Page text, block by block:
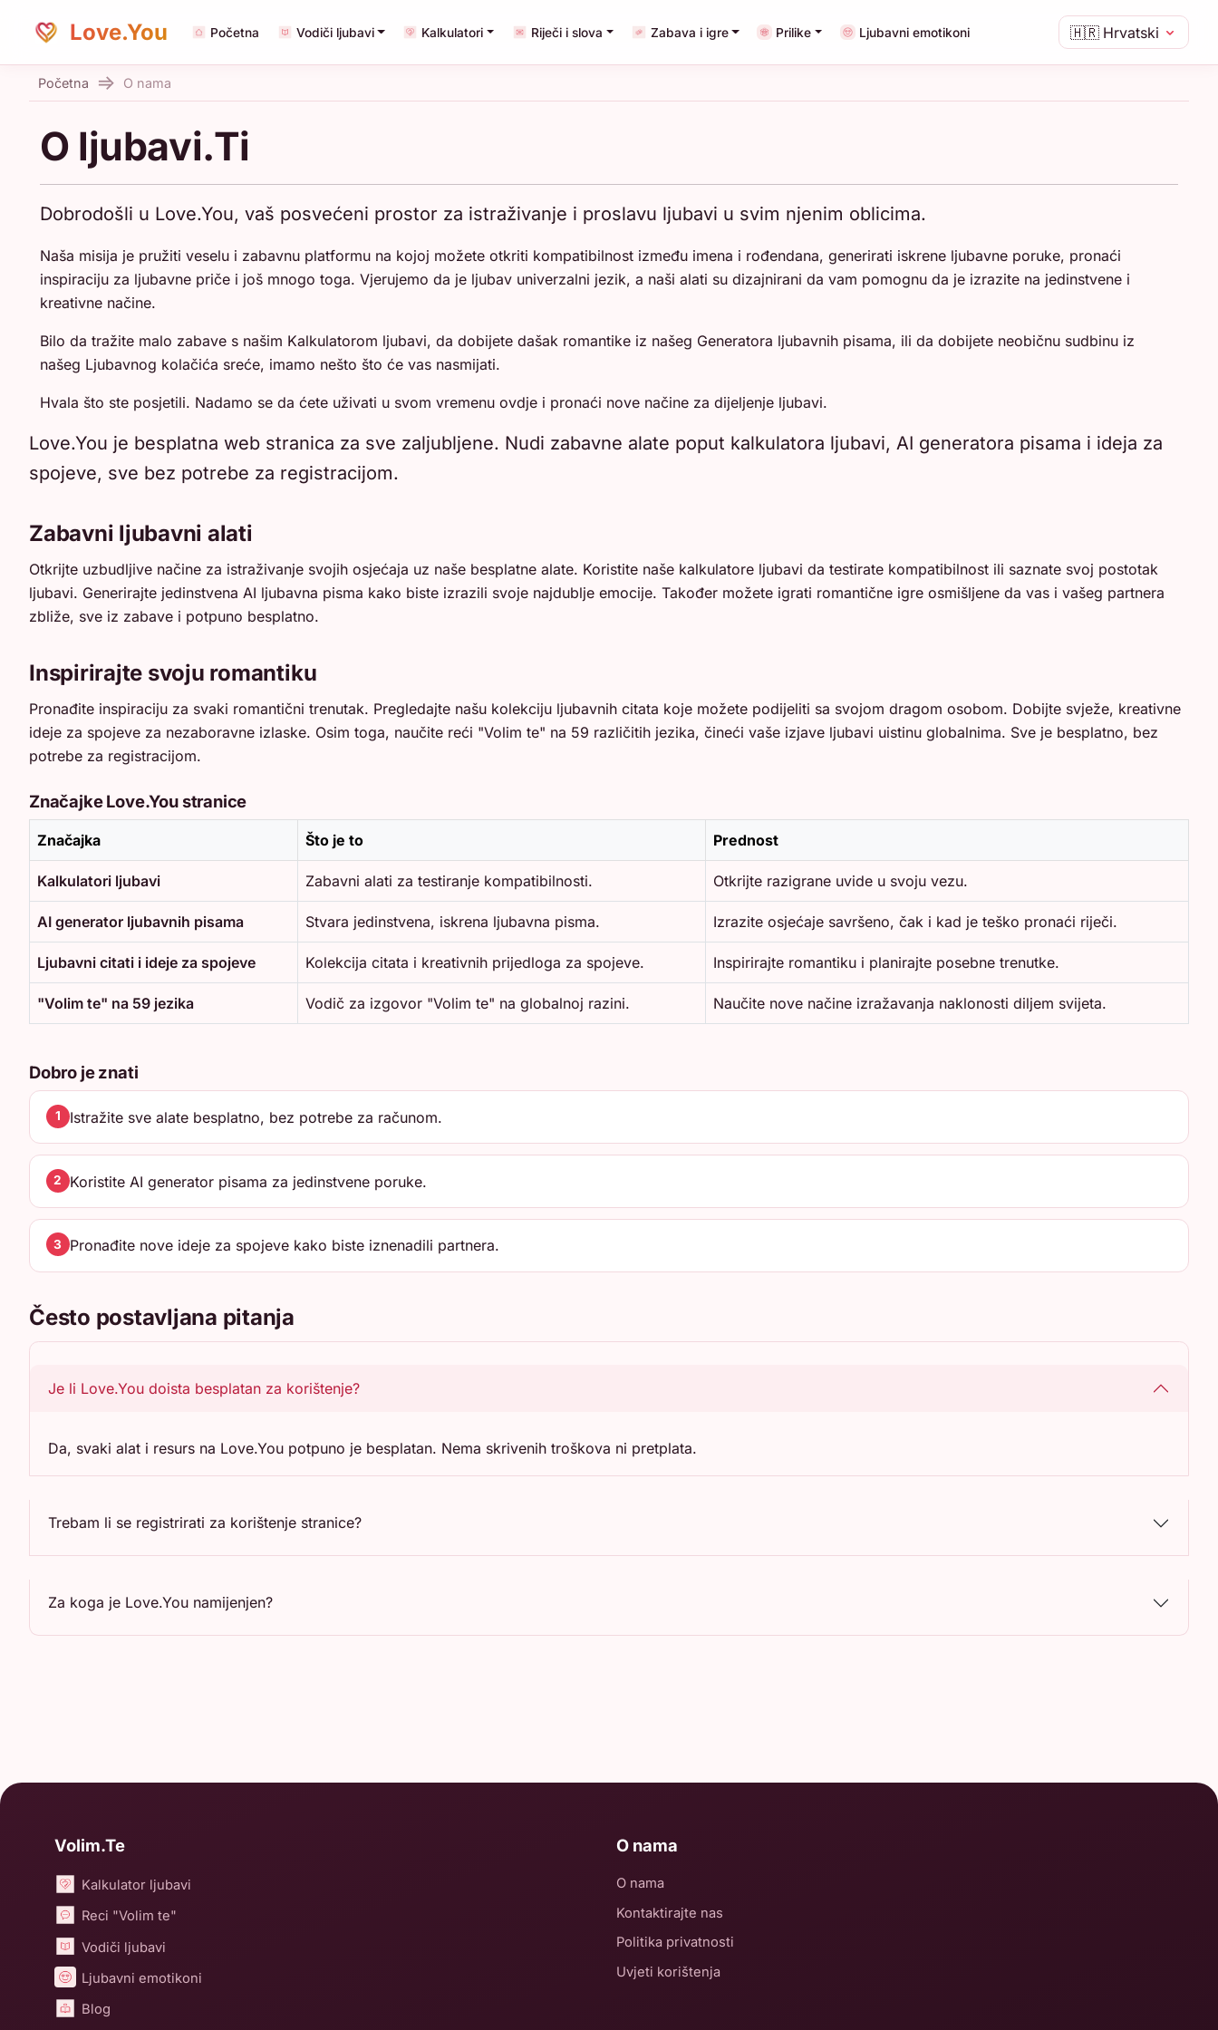
Love.You 🇭🇷 Hrvatski
Početna Vodiči ljubavi Kalkulatori Riječi i slova Zabava i igre Prilike Ljubavni emotikoni
Početna O nama
O ljubavi.Ti
Dobrodošli u Love.You, vaš posvećeni prostor za istraživanje i proslavu ljubavi u svim njenim oblicima.
Naša misija je pružiti veselu i zabavnu platformu na kojoj možete otkriti kompatibilnost između imena i rođendana, generirati iskrene ljubavne poruke, pronaći
inspiraciju za ljubavne priče i još mnogo toga. Vjerujemo da je ljubav univerzalni jezik, a naši alati su dizajnirani da vam pomognu da je izrazite na jedinstvene i
kreativne načine.
Bilo da tražite malo zabave s našim Kalkulatorom ljubavi, da dobijete dašak romantike iz našeg Generatora ljubavnih pisama, ili da dobijete neobičnu sudbinu iz
našeg Ljubavnog kolačića sreće, imamo nešto što će vas nasmijati.
Hvala što ste posjetili. Nadamo se da ćete uživati u svom vremenu ovdje i pronaći nove načine za dijeljenje ljubavi.
Love.You je besplatna web stranica za sve zaljubljene. Nudi zabavne alate poput kalkulatora ljubavi, AI generatora pisama i ideja za
spojeve, sve bez potrebe za registracijom.
Zabavni ljubavni alati
Otkrijte uzbudljive načine za istraživanje svojih osjećaja uz naše besplatne alate. Koristite naše kalkulatore ljubavi da testirate kompatibilnost ili saznate svoj postotak
ljubavi. Generirajte jedinstvena AI ljubavna pisma kako biste izrazili svoje najdublje emocije. Također možete igrati romantične igre osmišljene da vas i vašeg partnera
zbliže, sve iz zabave i potpuno besplatno.
Inspirirajte svoju romantiku
Pronađite inspiraciju za svaki romantični trenutak. Pregledajte našu kolekciju ljubavnih citata koje možete podijeliti sa svojom dragom osobom. Dobijte svježe, kreativne
ideje za spojeve za nezaboravne izlaske. Osim toga, naučite reći "Volim te" na 59 različitih jezika, čineći vaše izjave ljubavi uistinu globalnima. Sve je besplatno, bez
potrebe za registracijom.
Značajke Love.You stranice
Značajka Što je to Prednost
Kalkulatori ljubavi Zabavni alati za testiranje kompatibilnosti. Otkrijte razigrane uvide u svoju vezu.
AI generator ljubavnih pisama Stvara jedinstvena, iskrena ljubavna pisma. Izrazite osjećaje savršeno, čak i kad je teško pronaći riječi.
Ljubavni citati i ideje za spojeve Kolekcija citata i kreativnih prijedloga za spojeve. Inspirirajte romantiku i planirajte posebne trenutke.
"Volim te" na 59 jezika Vodič za izgovor "Volim te" na globalnoj razini. Naučite nove načine izražavanja naklonosti diljem svijeta.
Dobro je znati
1 Istražite sve alate besplatno, bez potrebe za računom.
2 Koristite AI generator pisama za jedinstvene poruke.
3 Pronađite nove ideje za spojeve kako biste iznenadili partnera.
Često postavljana pitanja
Je li Love.You doista besplatan za korištenje?
Da, svaki alat i resurs na Love.You potpuno je besplatan. Nema skrivenih troškova ni pretplata.
Trebam li se registrirati za korištenje stranice?
Za koga je Love.You namijenjen?
Volim.Te
Kalkulator ljubavi
Reci "Volim te"
Vodiči ljubavi
Ljubavni emotikoni
Blog
O nama
O nama
Kontaktirajte nas
Politika privatnosti
Uvjeti korištenja